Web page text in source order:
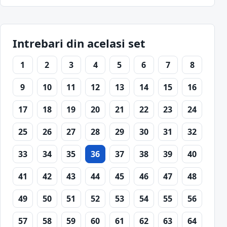
Intrebari din acelasi set
1 2 3 4 5 6 7
8
9
10 11 12 13 14 15
16
17
18 19 20 21 22 23
24
25
26 27 28 29 30 31
32
33
34 35 36 37 38 39
40
41
42 43 44 45 46 47
48
49
50 51 52 53 54 55
56
57
58 59 60 61 62 63
64